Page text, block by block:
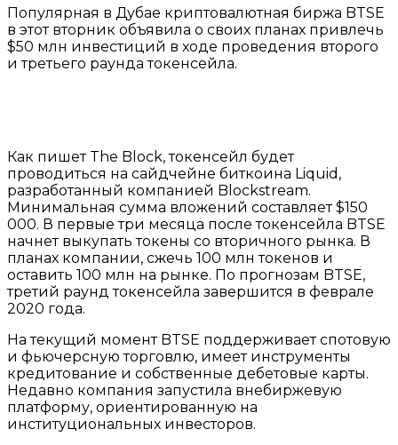
Популярная в Дубае криптовалютная биржа BTSE
в этот вторник объявила о своих планах привлечь
$50 млн инвестиций в ходе проведения второго
и третьего раунда токенсейла.
Как пишет The Block, токенсейл будет
проводиться на сайдчейне биткоина Liquid,
разработанный компанией Blockstream.
Минимальная сумма вложений составляет $150
000. В первые три месяца после токенсейла BTSE
начнет выкупать токены со вторичного рынка. В
планах компании, сжечь 100 млн токенов и
оставить 100 млн на рынке. По прогнозам BTSE,
третий раунд токенсейла завершится в феврале
2020 года.
На текущий момент BTSE поддерживает спотовую
и фьючерсную торговлю, имеет инструменты
кредитование и собственные дебетовые карты.
Недавно компания запустила внебиржевую
платформу, ориентированную на
институциональных инвесторов.